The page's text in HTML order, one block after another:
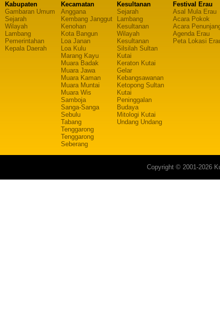
Kabupaten
Gambaran Umum
Sejarah
Wilayah
Lambang
Pemerintahan
Kepala Daerah
Kecamatan
Anggana
Kembang Janggut
Kenohan
Kota Bangun
Loa Janan
Loa Kulu
Marang Kayu
Muara Badak
Muara Jawa
Muara Kaman
Muara Muntai
Muara Wis
Samboja
Sanga-Sanga
Sebulu
Tabang
Tenggarong
Tenggarong
Seberang
Kesultanan
Sejarah
Lambang
Kesultanan
Wilayah
Kesultanan
Silsilah Sultan
Kutai
Keraton Kutai
Gelar
Kebangsawanan
Ketopong Sultan
Kutai
Peninggalan
Budaya
Mitologi Kutai
Undang Undang
Festival Erau
Asal Mula Erau
Acara Pokok
Acara
Agenda Erau
Peta Lokasi
Copyright © 2001-2026